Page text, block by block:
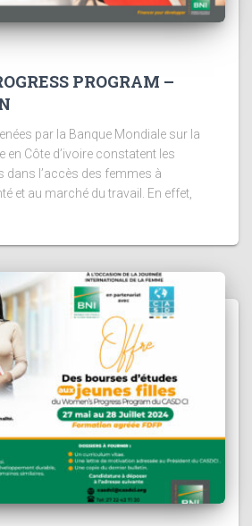
PROGRAM –
par la Banque Mondiale sur la
en Côte d’ivoire constatent les
dans l’accès des femmes à
et au marché du travail. En effet,